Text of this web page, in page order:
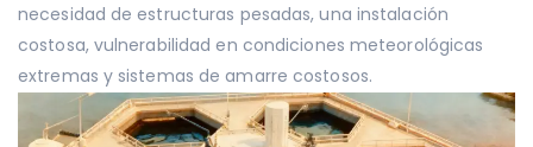
necesidad de estructuras pesadas, una instalación
costosa, vulnerabilidad en condiciones meteorológicas
extremas y sistemas de amarre costosos.